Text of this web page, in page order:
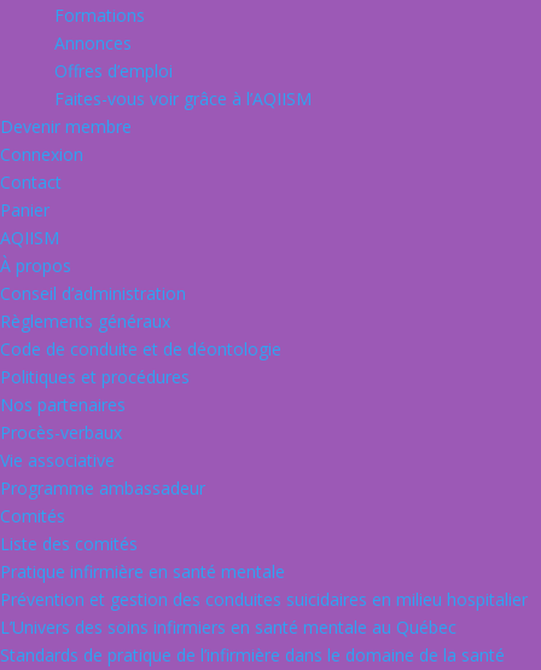
Formations
Annonces
Offres d’emploi
Faites-vous voir grâce à l’AQIISM
Devenir membre
Connexion
Contact
Panier
AQIISM
À propos
Conseil d’administration
Règlements généraux
Code de conduite et de déontologie
Politiques et procédures
Nos partenaires
Procès-verbaux
Vie associative
Programme ambassadeur
Comités
Liste des comités
Pratique infirmière en santé mentale
Prévention et gestion des conduites suicidaires en milieu hospitalier
L’Univers des soins infirmiers en santé mentale au Québec
Standards de pratique de l’infirmière dans le domaine de la santé